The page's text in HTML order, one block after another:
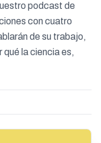
podcast de
con cuatro
de su trabajo,
qué la ciencia es,